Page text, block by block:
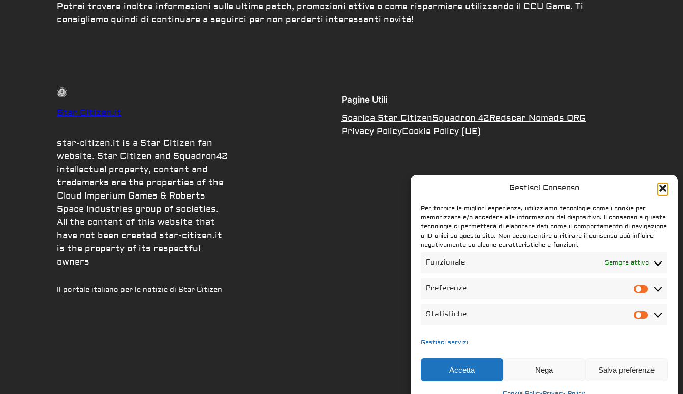
Gestisci Consenso
Per fornire le migliori esperienze, utilizziamo tecnologie come i cookie per
memorizzare e/o accedere alle informazioni del dispositivo. Il consenso a queste
tecnologie ci permetterà di elaborare dati come il comportamento di navigazione
o ID unici su questo sito. Non acconsentire o ritirare il consenso può influire
negativamente su alcune caratteristiche e funzioni.
Funzionale Sempre attivo
Preferenze
Statistiche
Gestisci servizi
Accetta Nega Salva preferenze
Potrai trovare inoltre informazioni sulle ultime patch, promozioni attive o come risparmiare utilizzando il CCU Game. Ti
consigliamo quindi di continuare a seguirci per non perderti interessanti novitá!
Star Citizen.it
star-citizen.it is a Star Citizen fan
website. Star Citizen and Squadron42
intellectual property, content and
trademarks are the properties of the
Cloud Imperium Games & Roberts
Space Industries group of societies.
All the content of this website that
have not been created star-citizen.it
is the property of its respectful
owners
Il portale italiano per le notizie di Star Citizen
Pagine Utili
Scarica Star CitizenSquadron 42Redscar Nomads ORG
Privacy PolicyCookie Policy (UE)